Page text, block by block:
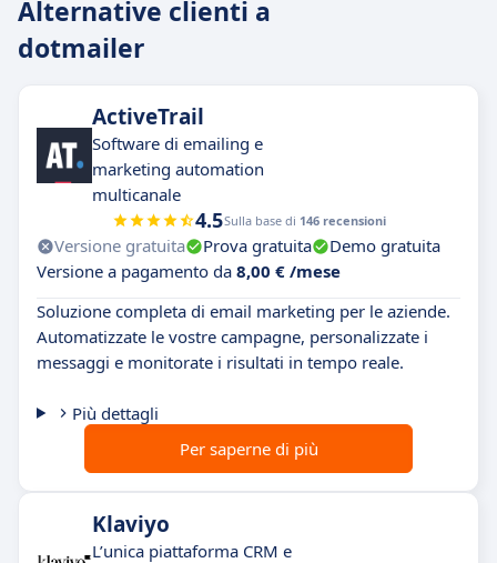
Alternative clienti a
dotmailer
ActiveTrail
Software di emailing e
marketing automation
multicanale
4.5Sulla base di 146 recensioni
Versione gratuita Prova gratuita
Demo gratuita
Versione a pagamento da 8,00 € /mese
Soluzione completa di email marketing per le aziende.
Automatizzate le vostre campagne, personalizzate i
messaggi e monitorate i risultati in tempo reale.
Più dettagli
Per saperne di più
Klaviyo
L’unica piattaforma CRM e